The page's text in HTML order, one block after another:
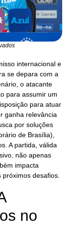
internacional e
se depara com a
o atacante
para assumir um
para atuar
ganha relevância
por soluções
de Brasília),
A partida, válida
não apenas
impacta
desafios.
no